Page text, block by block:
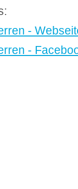
-
-